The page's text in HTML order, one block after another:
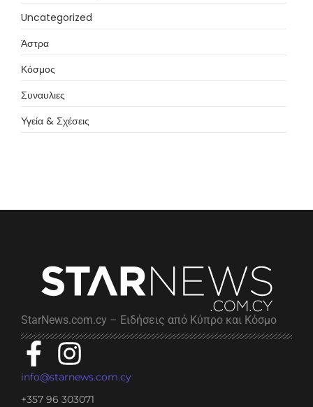
Uncategorized
Άστρα
Κόσμος
Συναυλιες
Υγεία & Σχέσεις
StarNews.com.cy – Ειδήσεις από Κύπρο και Κόσμο
info@starnews.com.cy
+357 96 303071